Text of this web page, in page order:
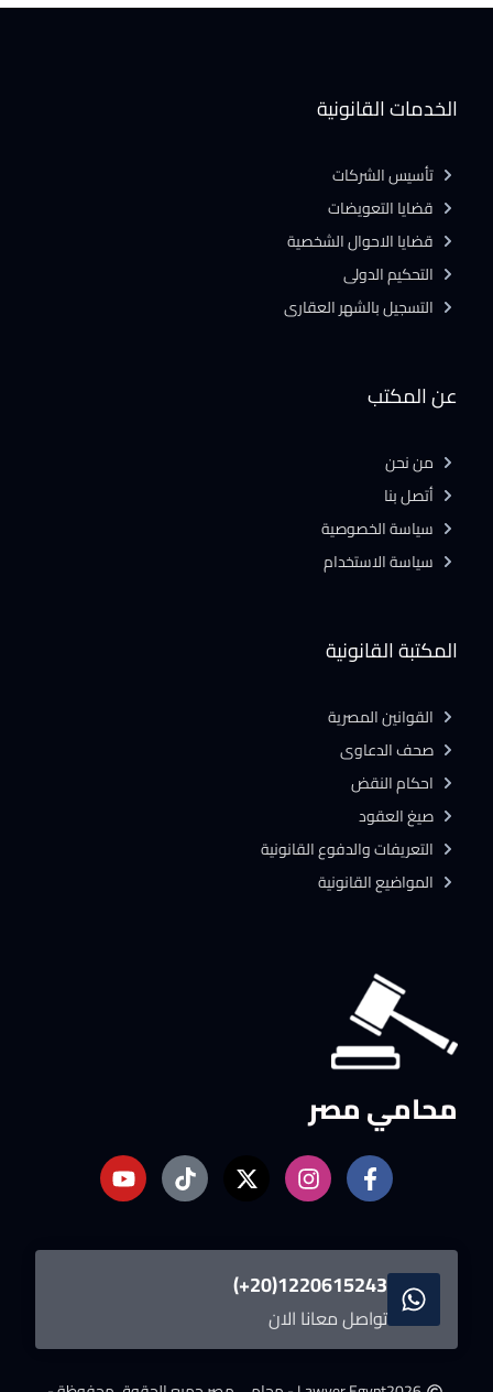
محامي مصر
1220615243(20+)
تواصل معانا الان
المكتبة القانونية
القوانين المصرية
صحف الدعاوى
احكام النقض
صيغ العقود
التعريفات والدفوع القانونية
المواضيع القانونية
عن المكتب
من نحن
أتصل بنا
سياسة الخصوصية
سياسة الاستخدام
الخدمات القانونية
تأسيس الشركات
قضايا التعويضات
قضايا الاحوال الشخصية
التحكيم الدولى
التسجيل بالشهر العقارى